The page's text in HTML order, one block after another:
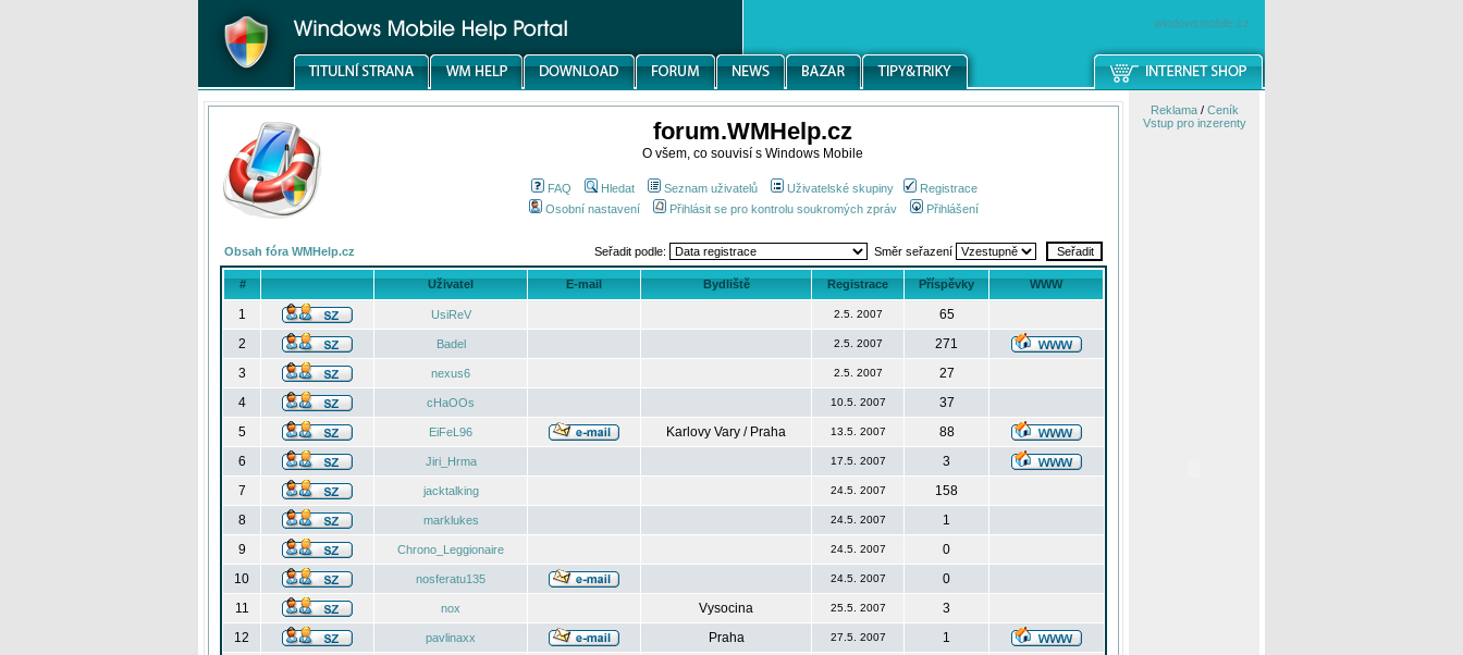
windowsmobile.cz
forum.WMHelp.cz
O všem, co souvisí s Windows Mobile
FAQ Hledat Seznam uživatelů Uživatelské skupiny
Registrace
Osobní nastavení
Přihlásit se pro kontrolu soukromých zpráv Přihlášení
Obsah fóra WMHelp.cz Seřadit podle: Směr seřazení
# Uživatel E-mail Bydliště Registrace Příspěvky WWW
1 UsiReV 2.5. 2007
65
2
Badel 2.5. 2007
271
3
nexus6 2.5. 2007
27
4
cHaOOs 10.5. 2007
37
5
EiFeL96 Karlovy Vary / Praha 13.5. 2007
88
6
Jiri_Hrma 17.5. 2007
3
7
jacktalking 24.5. 2007
158
8
marklukes 24.5. 2007
1
9
Chrono_Leggionaire 24.5. 2007
0
10
nosferatu135 24.5. 2007
0
11
nox Vysocina 25.5. 2007
3
12
pavlinaxx Praha 27.5. 2007
1
Reklama/ Ceník
Vstup pro inzerenty